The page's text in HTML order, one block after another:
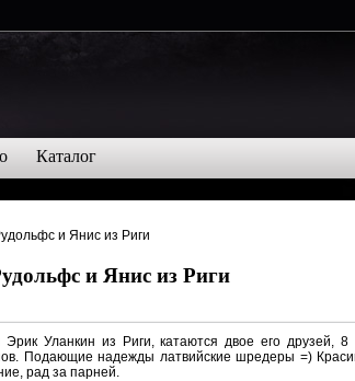
Каталог
и Янис из Риги
и Янис из Риги
Уланкин из Риги, катаются двое его друзей,
Подающие надежды латвийские шредеры =)
рад за парней.